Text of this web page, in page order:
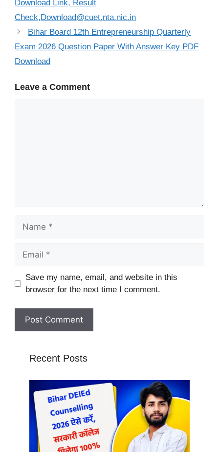
Download Link, Result
Check,Download@cuet.nta.nic.in
Bihar Board 12th Entrepreneurship Quarterly
Exam 2026 Question Paper With Answer Key PDF
Download
Leave a Comment
Name
Email
Website
Save my name, email, and website in this
browser for the next time I comment.
Recent Posts